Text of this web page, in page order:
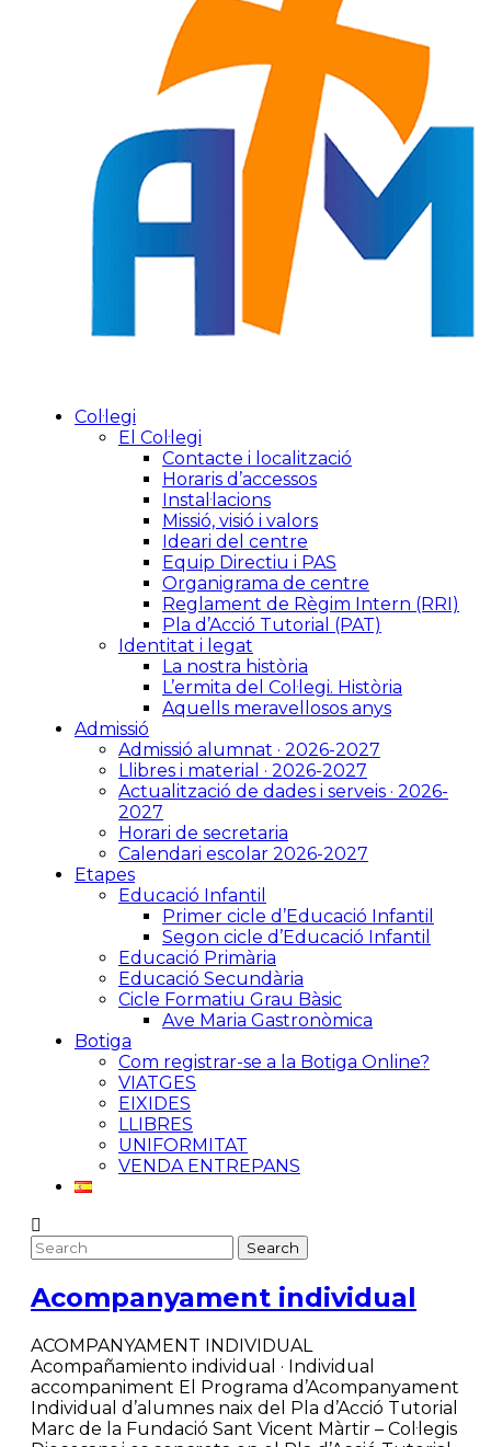
Col·legi
El Col·legi
Contacte i localització
Horaris d’accessos
Instal·lacions
Missió, visió i valors
Ideari del centre
Equip Directiu i PAS
Organigrama de centre
Reglament de Règim Intern (RRI)
Pla d’Acció Tutorial (PAT)
Identitat i legat
La nostra història
L’ermita del Col·legi. Història
Aquells meravellosos anys
Admissió
Admissió alumnat · 2026-2027
Llibres i material · 2026-2027
Actualització de dades i serveis · 2026-
2027
Horari de secretaria
Calendari escolar 2026-2027
Etapes
Educació Infantil
Primer cicle d’Educació Infantil
Segon cicle d’Educació Infantil
Educació Primària
Educació Secundària
Cicle Formatiu Grau Bàsic
Ave Maria Gastronòmica
Botiga
Com registrar-se a la Botiga Online?
VIATGES
EIXIDES
LLIBRES
UNIFORMITAT
VENDA ENTREPANS
Acompanyament individual
ACOMPANYAMENT INDIVIDUAL
Acompañamiento individual · Individual
accompaniment El Programa d’Acompanyament
Individual d’alumnes naix del Pla d’Acció Tutorial
Marc de la Fundació Sant Vicent Màrtir – Col·legis